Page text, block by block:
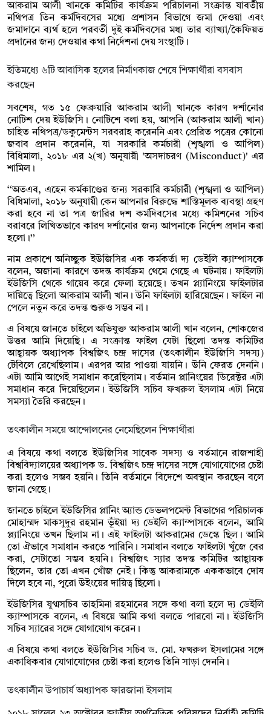
আকরাম আলী খানকে কমিটির কার্যক্রম পরিচালনা সংক্রান্ত যাবতীয়
নথিপত্র তিন কর্মদিবসের মধ্যে প্রশাসন বিভাগে জমা দেওয়া এবং
জমাদানে ব্যর্থ হলে পরবর্তী দুই কর্মদিবসের মধ্য তার ব্যাখ্যা/কৈফিয়ত
প্রদানের জন্য দেওয়ার কথা নির্দেশনা দেয় সংস্থাটি।
ইতিমধ্যে ৬টি আবাসিক হলের নির্মাণকাজ শেষে শিক্ষার্থীরা বসবাস
করছেন
সবশেষ, গত ১৫ ফেব্রুয়ারি আকরাম আলী খানকে কারণ দর্শানোর
নোটিশ দেয় ইউজিসি। নোটিশে বলা হয়, আপনি (আকরাম আলী খান)
চাহিত নথিপত্র/ডকুমেন্টস সরবরাহ করেননি এবং প্রেরিত পত্রের কোনো
জবাব প্রদান করেননি, যা সরকারি কর্মচারী (শৃঙ্খলা ও আপিল)
বিধিমালা, ২০১৮ এর ২(খ) অনুযায়ী 'অসদাচরণ (Misconduct)' এর
শামিল।
‘‘অতএব, এহেন কর্মকাণ্ডের জন্য সরকারি কর্মচারী (শৃঙ্খলা ও আপিল)
বিধিমালা, ২০১৮ অনুযায়ী কেন আপনার বিরুদ্ধে শাস্তিমূলক ব্যবস্থা গ্রহণ
করা হবে না তা পত্র জারির দশ কর্মদিবসের মধ্যে কমিশনের সচিব
বরাবরে লিখিতভাবে কারণ দর্শানোর জন্য আপনাকে নির্দেশ প্রদান করা
হলো।’’
নাম প্রকাশে অনিচ্ছুক ইউজিসির এক কর্মকর্তা দ্য ডেইলি ক্যাম্পাসকে
বলেন, অজানা কারণে তদন্ত কার্যক্রম থেমে গেছে এ ঘটনায়। ফাইলটা
ইউজিসি থেকে গায়েব করে ফেলা হয়েছে। তখন প্ল্যানিংয়ে ফাইলটার
দায়িত্বে ছিলো আকরাম আলী খান। উনি ফাইলটা হারিয়েছেন। ফাইল না
পেলে নতুন করে তদন্ত শুরুও সম্ভব না।
এ বিষয়ে জানতে চাইলে অভিযুক্ত আকরাম আলী খান বলেন, শোকজের
উত্তর আমি দিয়েছি। এ সংক্রান্ত ফাইল যেটা ছিলো তদন্ত কমিটির
আহ্বায়ক অধ্যাপক বিশ্বজিৎ চন্দ্র দাসের (তৎকালীন ইউজিসি সদস্য)
টেবিলে রেখেছিলাম। এরপর আর পাওয়া যায়নি। উনি ফেরত দেননি।
এটা আমি আগেই সমাধান করেছিলাম। বর্তমান প্লানিংয়ের ডিরেক্টর এটা
সমাধান করে দিয়েছিলেন। ইউজিসি সচিব ফখরুল ইসলাম এটা নিয়ে
সমস্যা তৈরি করছেন।
তৎকালীন সময়ে আন্দোলনের নেমেছিলেন শিক্ষার্থীরা
এ বিষয়ে কথা বলতে ইউজিসির সাবেক সদস্য ও বর্তমানে রাজশাহী
বিশ্ববিদ্যালয়ের অধ্যাপক ড. বিশ্বজিৎ চন্দ্র দাসের সঙ্গে যোগাযোগের চেষ্টা
করা হলেও সম্ভব হয়নি। তিনি বর্তমানে বিদেশে অবস্থান করছেন বলে
জানা গেছে।
জানতে চাইলে ইউজিসির প্লানিং অ্যান্ড ডেভলপমেন্ট বিভাগের পরিচালক
মোহাম্মদ মাকসুদুর রহমান ভূঁইয়া দ্য ডেইলি ক্যাম্পাসকে বলেন, আমি
প্ল্যানিংয়ে তখন ছিলাম না। এই ফাইলটা আকরামের ডেস্কে ছিল। আমি
তো ঐভাবে সমাধান করতে পারিনি। সমাধান বলতে ফাইলটা খুঁজে বের
করা, সেটাতো সম্ভব হয়নি। বিশ্বজিৎ স্যার তদন্ত কমিটির আহ্বায়ক
ছিলেন, তার তো এখন খোঁজ নেই। কিন্তু আকরামকে এককভাবে দোষ
দিলে হবে না, পুরো উইংয়ের দায়িত্ব ছিলো।
ইউজিসির যুগ্মসচিব তাহমিনা রহমানের সঙ্গে কথা বলা হলে দ্য ডেইলি
ক্যাম্পাসকে বলেন, এ বিষয়ে আমি কথা বলতে পারবো না। ইউজিসি
সচিব স্যারের সঙ্গে যোগাযোগ করেন।
এ বিষয়ে কথা বলতে ইউজিসির সচিব ড. মো. ফখরুল ইসলামের সঙ্গে
একাধিকবার যোগাযোগের চেষ্টা করা হলেও তিনি সাড়া দেননি।
তৎকালীন উপাচার্য অধ্যাপক ফারজানা ইসলাম